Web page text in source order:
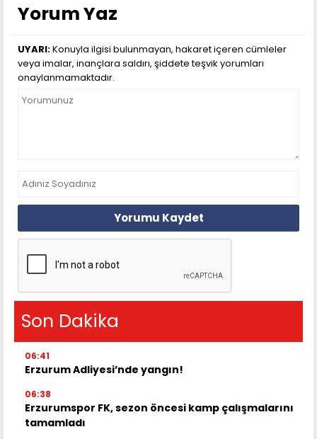
Yorum Yaz
UYARI:Konuyla ilgisi bulunmayan, hakaret içeren cümleler
veya imalar, inançlara saldırı, şiddete teşvik yorumları
onaylanmamaktadır.
Yorumu Kaydet
Son Dakika
06:41
Erzurum Adliyesi’nde yangın!
06:38
Erzurumspor FK, sezon öncesi kamp çalışmalarını
tamamladı